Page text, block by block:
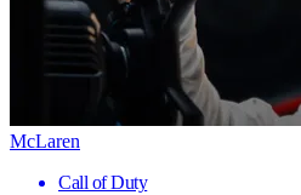
McLaren
Call of Duty